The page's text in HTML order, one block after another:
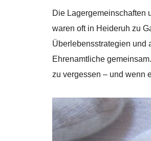
Die Lagergemeinschaften
waren oft in Heideruh zu
Überlebensstrategien und
Ehrenamtliche
zu vergessen – und wenn